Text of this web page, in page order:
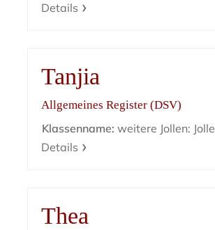
Details
Tanjia
Allgemeines Register (DSV)
Klassenname: weitere Jollen: Jolle
Details
Thea